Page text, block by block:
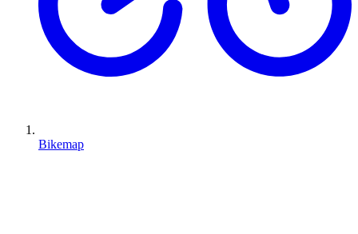
Bikemap